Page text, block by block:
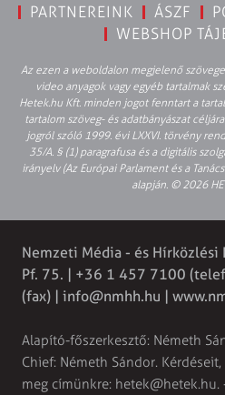
PARTNEREINK
ÁSZF
WEBSHOP
Az ezen a weboldalon megjelenő
video anyagok vagy egyéb tartalmak
Hetek.hu Kft. minden jogot fenntart a
tartalom szöveg- és adatbányászat
jogról szóló 1999. évi LXXVI. törvény
35/A. § (1) paragrafusa és a digitális
irányelv (Az Európai Parlament és a
alapján. © 2026
Nemzeti Média - és Hírközlési
Pf. 75. | +36 1 457 7100
(fax) | info@nmhh.hu |
Alapító-főszerkesztő: Németh
Chief: Németh Sándor.
meg címünkre: hetek@hetek.hu.